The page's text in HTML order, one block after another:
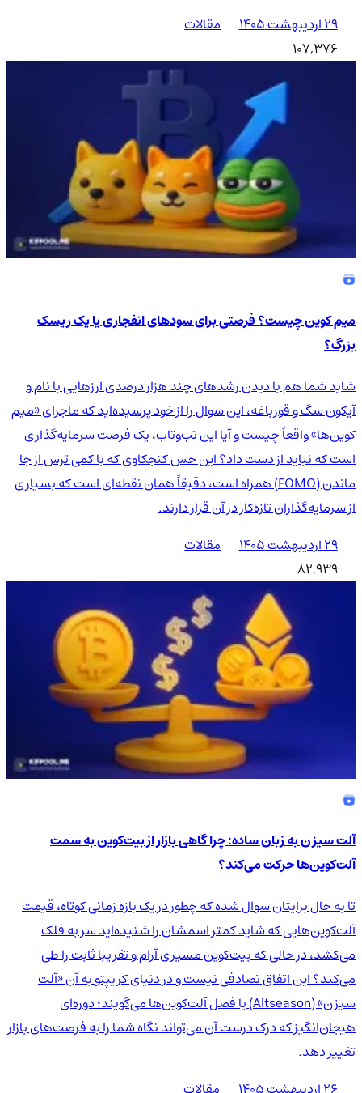
۲۹ اردیبهشت ۱۴۰۵
مقالات
107,376
میم کوین چیست؟ فرصتی برای سودهای انفجاری یا یک ریسک
بزرگ؟
شاید شما هم با دیدن رشدهای چند هزار درصدی ارزهایی با نام و
آیکون سگ و قورباغه، این سوال را از خود پرسیده‌اید که ماجرای «میم
کوین‌ها» واقعاً چیست و آیا این تب‌وتاب، یک فرصت سرمایه‌گذاری
است که نباید از دست داد؟ این حس کنجکاوی که با کمی ترس از جا
ماندن (FOMO) همراه است، دقیقاً همان نقطه‌ای است که بسیاری
از سرمایه‌گذاران تازه‌کار در آن قرار دارند.
۲۹ اردیبهشت ۱۴۰۵
مقالات
82,939
آلت سیزن به زبان ساده: چرا گاهی بازار از بیت‌کوین به سمت
آلت‌کوین‌ها حرکت می‌کند؟
تا به حال برایتان سوال شده که چطور در یک بازه زمانی کوتاه، قیمت
آلت‌کوین‌هایی که شاید کمتر اسمشان را شنیده‌اید سر به فلک
می‌کشد، در حالی که بیت‌کوین مسیری آرام و تقریبا ثابت را طی
می‌کند؟ این اتفاق تصادفی نیست و در دنیای کریپتو به آن «آلت
سیزن» (Altseason) یا فصل آلت‌کوین‌ها می‌گویند؛ دوره‌ای
هیجان‌انگیز که درک درست آن می‌تواند نگاه شما را به فرصت‌های بازار
تغییر دهد.